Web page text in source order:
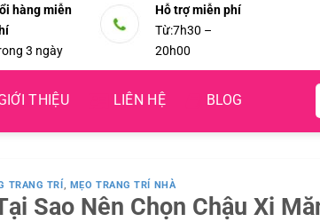
hàng miễn
3 ngày
Hỗ trợ miễn phí
Từ:7h30 –
20h00
THIỆU LIÊN HỆ BLOG
TRANG TRÍ, MẸO TRANG TRÍ NHÀ
Sao Nên Chọn Chậu Xi